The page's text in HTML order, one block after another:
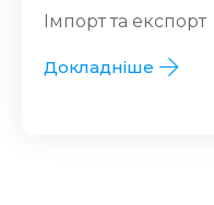
Імпорт та експорт
Докладніше